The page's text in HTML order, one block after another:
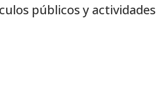
públicos y actividades